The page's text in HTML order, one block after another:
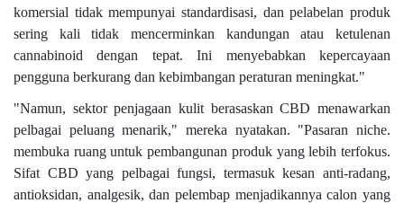
komersial tidak mempunyai standardisasi, dan pelabelan produk
sering kali tidak mencerminkan kandungan atau ketulenan
cannabinoid dengan tepat. Ini menyebabkan kepercayaan
pengguna berkurang dan kebimbangan peraturan meningkat."
"Namun, sektor penjagaan kulit berasaskan CBD menawarkan
pelbagai peluang menarik," mereka nyatakan. "Pasaran niche.
membuka ruang untuk pembangunan produk yang lebih terfokus.
Sifat CBD yang pelbagai fungsi, termasuk kesan anti-radang,
antioksidan, analgesik, dan pelembap menjadikannya calon yang